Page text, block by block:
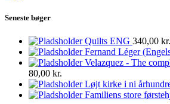
Seneste bøger
Quilts ENG 340,00 kr.
Fernand Léger
Velazquez - The
80,00 kr.
Løjt kirke i ni
Familiens store